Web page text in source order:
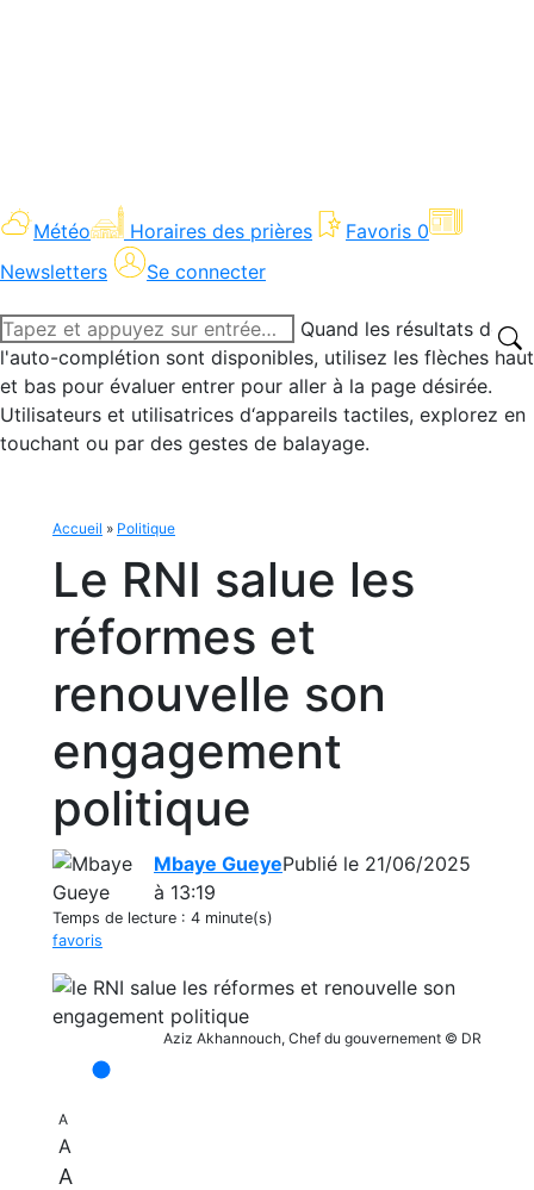
Météo Horaires des prières Favoris 0
Newsletters
Se connecter
Recherche
:
Quand les résultats de
l'auto-complétion sont disponibles, utilisez les flèches haut
et bas pour évaluer entrer pour aller à la page désirée.
Utilisateurs et utilisatrices d‘appareils tactiles, explorez en
touchant ou par des gestes de balayage.
Accueil » Politique
Le RNI salue les
réformes et
renouvelle son
engagement
politique
Mbaye GueyePublié le 21/06/2025
à 13:19
Temps de lecture : 4 minute(s)
favoris
Aziz Akhannouch, Chef du gouvernement © DR
A
A
A